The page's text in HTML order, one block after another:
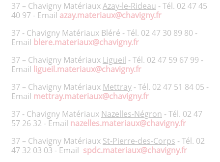
37 – Chavigny MatériauxAzay-le-Rideau - Tél. 02 47 45
40 97 - Email azay.materiaux@chavigny.fr
37 - Chavigny Matériaux Bléré - Tél. 02 47 30 89 80 -
Email blere.materiaux@chavigny.fr
37 – Chavigny Matériaux Ligueil - Tél. 02 47 59 67 99 -
Email ligueil.materiaux@chavigny.fr
37 – Chavigny Matériaux Mettray - Tél. 02 47 51 84 05 -
Email mettray.materiaux@chavigny.fr
37 - Chavigny Matériaux Nazelles-Négron - Tél. 02 47
57 26 32 - Email nazelles.materiaux@chavigny.fr
37 – Chavigny Matériaux St-Pierre-des-Corps - Tél. 02
47 32 03 03 - Email spdc.materiaux@chavigny.fr